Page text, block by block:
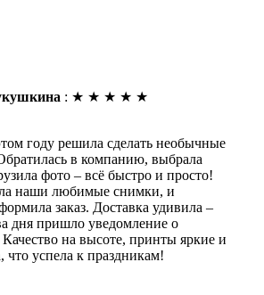
: ★ ★ ★ ★ ★
году решила сделать необычные
в компанию, выбрала
фото – всё быстро и просто!
наши любимые снимки, и
заказ. Доставка удивила –
дня пришло уведомление о
на высоте, принты яркие и
что успела к праздникам!